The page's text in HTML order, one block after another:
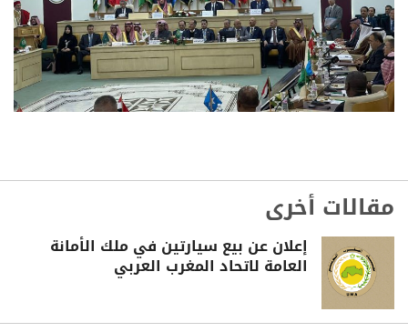
مقالات أخرى
إعلان عن بيع سيارتين في ملك الأمانة
العامة لاتحاد المغرب العربي